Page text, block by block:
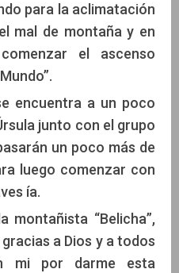
para la aclimatación
mal de montaña y en
el ascenso
encuentra a un poco
junto con el grupo
un poco más de
luego comenzar con
ía.
montañista “Belicha”,
a Dios y a todos
mi por darme esta